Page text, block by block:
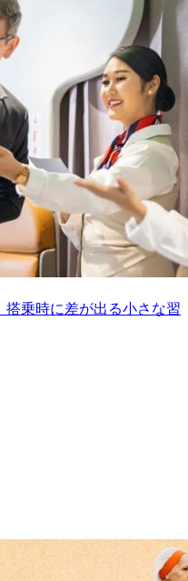
乗時に差が出る小さな習